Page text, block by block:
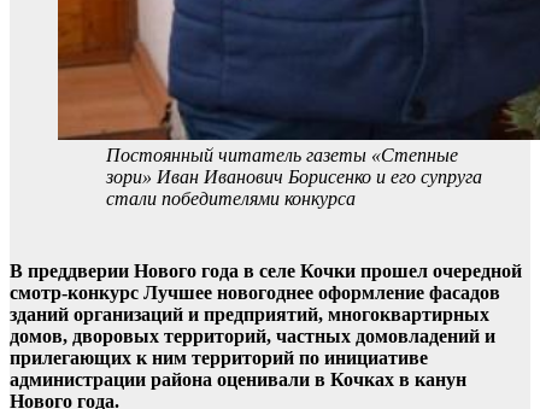
Постоянный читатель газеты «Степные
зори» Иван Иванович Борисенко и его супруга
стали победителями конкурса
В преддверии Нового года в селе Кочки прошел очередной
смотр-конкурс Лучшее новогоднее оформление фасадов
зданий организаций и предприятий, многоквартирных
домов, дворовых территорий, частных домовладений и
прилегающих к ним территорий по инициативе
администрации района оценивали в Кочках в канун
Нового года.